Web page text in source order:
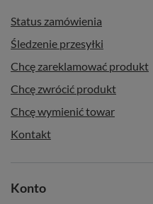
Status zamówienia
Śledzenie przesyłki
Chcę zareklamować produkt
Chcę zwrócić produkt
Chcę wymienić towar
Kontakt
Konto